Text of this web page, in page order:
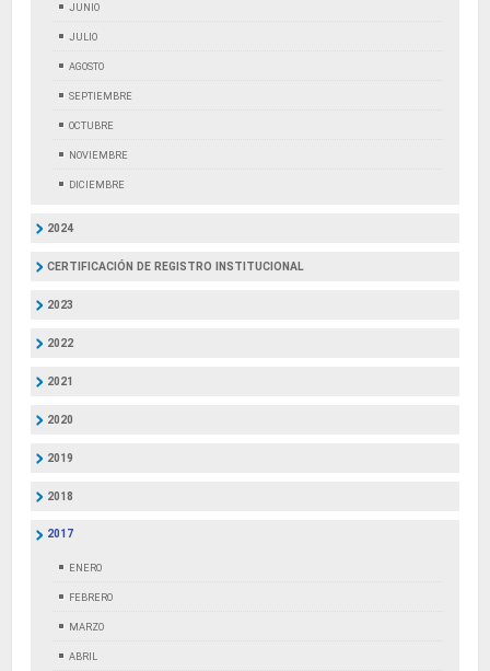
JUNIO
JULIO
AGOSTO
SEPTIEMBRE
OCTUBRE
NOVIEMBRE
DICIEMBRE
2024
CERTIFICACIÓN DE REGISTRO INSTITUCIONAL
2023
2022
2021
2020
2019
2018
2017
ENERO
FEBRERO
MARZO
ABRIL